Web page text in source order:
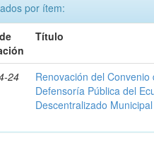
por ítem:
Título
24
Renovación del
Defensoría Pública del
Descentralizado